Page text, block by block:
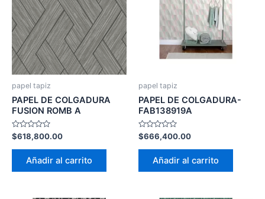
papel tapiz
PAPEL DE COLGADURA
FUSION ROMB A
Valorado
con
0
$618,800.00
Añadir al carrito
papel tapiz
PAPEL DE COLGADURA-
FAB138919A
Valorado
con
0
$666,400.00
Añadir al carrito